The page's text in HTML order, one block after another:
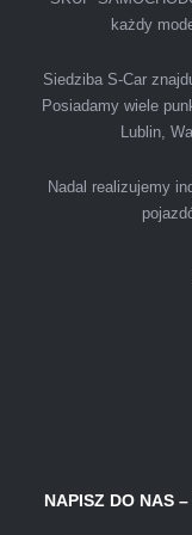
Polecam firmę
podejściem.
atmosferze.
samochodu
warunkach
Pewnego dnia
każdy
Siedziba S-Car
Posiadamy wiele
Lublin,
Nadal realizujemy
NAPISZ DO NAS